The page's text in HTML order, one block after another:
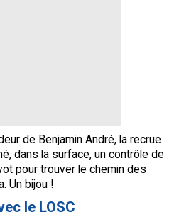
de Benjamin André, la recrue
dans la surface, un contrôle de
pour trouver le chemin des
Un bijou !
le LOSC